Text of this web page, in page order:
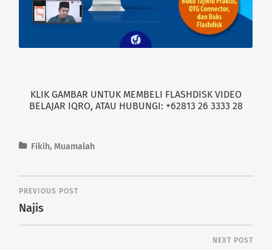
KLIK GAMBAR UNTUK MEMBELI FLASHDISK VIDEO
BELAJAR IQRO, ATAU HUBUNGI: +62813 26 3333 28
Fikih,Muamalah
PREVIOUS POST
Najis
NEXT POST